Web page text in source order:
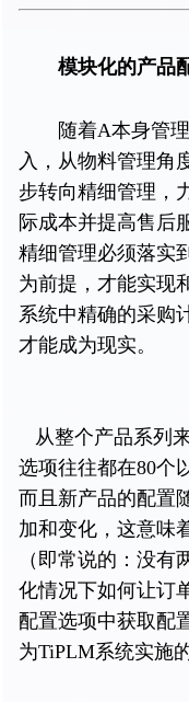
模块化的产品配
随着A本身管理
入，从物料管理角
步转向精细管理，
际成本并提高售后
精细管理必须落实
为前提，才能实现
系统中精确的采购
才能成为现实。
从整个产品系列
选项往往都在80个
而且新产品的配置
加和变化，这意味
（即常说的：没
化情况下如何让订
配置选项中获取配
为TiPLM系统实施